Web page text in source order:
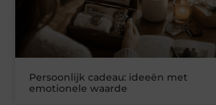
Persoonlijk cadeau: ideeën met
emotionele waarde